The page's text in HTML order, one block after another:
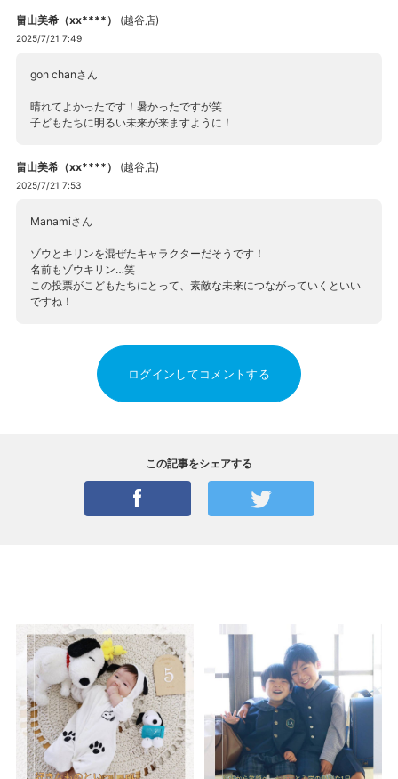
畠山美希（xx****） (越谷店)
2025/7/21 7:49
gon chanさん
晴れてよかったです！暑かったですが笑
子どもたちに明るい未来が来ますように！
畠山美希（xx****） (越谷店)
2025/7/21 7:53
Manamiさん
ゾウとキリンを混ぜたキャラクターだそうです！
名前もゾウキリン…笑
この投票がこどもたちにとって、素敵な未来につながっていくといい
ですね！
ログインしてコメントする
この記事をシェアする